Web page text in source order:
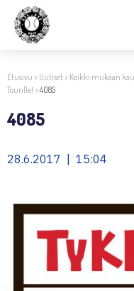
Etusivu > Uutiset> Kaikki mukaan
Tourille! >4085
4085
28.6.2017 | 15:04